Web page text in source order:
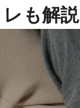
も解説